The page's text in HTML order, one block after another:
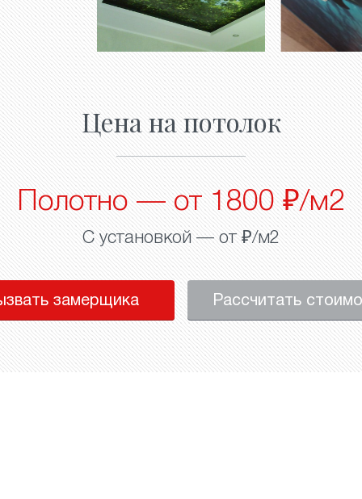
Цена на потолок
Полотно — от 1800 ₽/м2
С установкой — от ₽/м2
замерщика Рассчитать